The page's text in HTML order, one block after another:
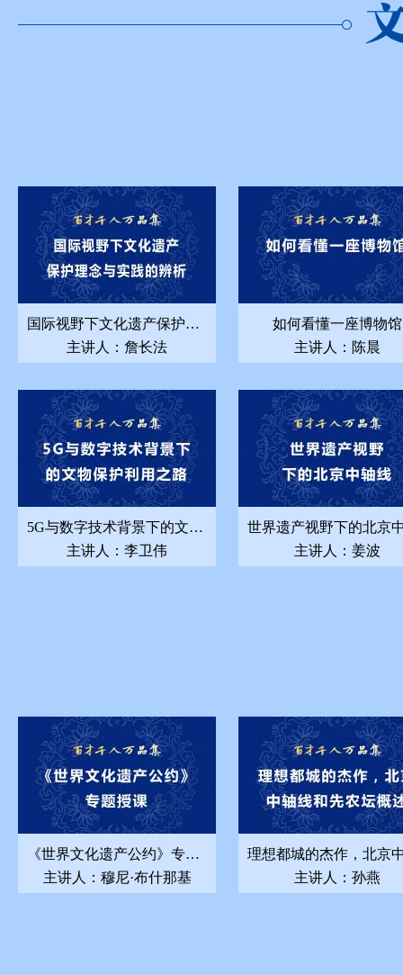
国际视野下文化遗产保护理念与实践的辨析
主讲人：詹长法
如何看懂一座博物馆
主讲人：陈晨
5G与数字技术背景下的文物保护利用之路
主讲人：李卫伟
主讲人：姜波
《世界文化遗产公约》专题授课
主讲人：穆尼·布什那基
主讲人：孙燕